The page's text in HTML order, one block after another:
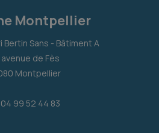
Montpellier
Bertin Sans - Bâtiment A
de Fès
Montpellier
99 52 44 83